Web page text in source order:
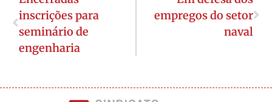
inscrições para
seminário de
engenharia
empregos do setor
naval